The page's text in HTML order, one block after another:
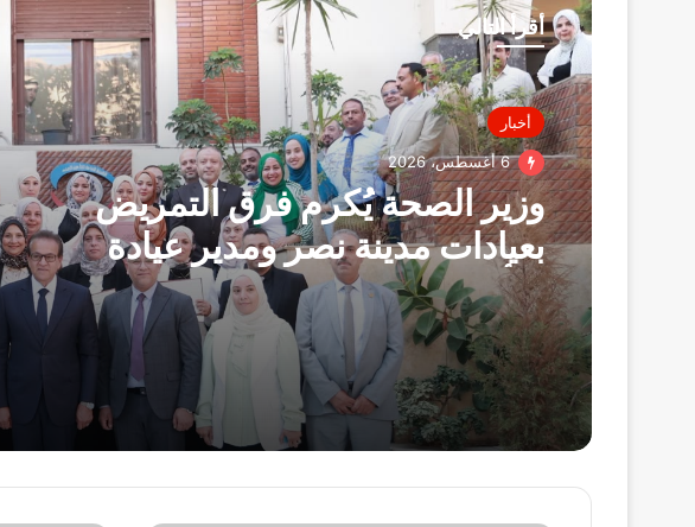
أقرأ التالي
أخبار
6 أغسطس، 2026
وزير الصحة يُكرم فرق التمريض
بعيادات مدينة نصر ومدير عيادة
التأمين الصحي بالفرع ويوجه
بصرف مكافآت مالية تليق بدورهن
البطولي